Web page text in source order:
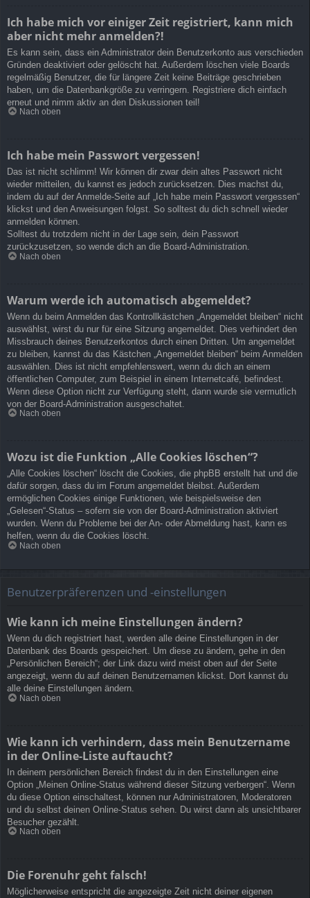
Ich habe mich vor einiger Zeit registriert, kann mich
aber nicht mehr anmelden?!
Es kann sein, dass ein Administrator dein Benutzerkonto aus verschieden
Gründen deaktiviert oder gelöscht hat. Außerdem löschen viele Boards
regelmäßig Benutzer, die für längere Zeit keine Beiträge geschrieben
haben, um die Datenbankgröße zu verringern. Registriere dich einfach
erneut und nimm aktiv an den Diskussionen teil!
Nach oben
Ich habe mein Passwort vergessen!
Das ist nicht schlimm! Wir können dir zwar dein altes Passwort nicht
wieder mitteilen, du kannst es jedoch zurücksetzen. Dies machst du,
indem du auf der Anmelde-Seite auf „Ich habe mein Passwort vergessen“
klickst und den Anweisungen folgst. So solltest du dich schnell wieder
anmelden können.
Solltest du trotzdem nicht in der Lage sein, dein Passwort
zurückzusetzen, so wende dich an die Board-Administration.
Nach oben
Warum werde ich automatisch abgemeldet?
Wenn du beim Anmelden das Kontrollkästchen „Angemeldet bleiben“ nicht
auswählst, wirst du nur für eine Sitzung angemeldet. Dies verhindert den
Missbrauch deines Benutzerkontos durch einen Dritten. Um angemeldet
zu bleiben, kannst du das Kästchen „Angemeldet bleiben“ beim Anmelden
auswählen. Dies ist nicht empfehlenswert, wenn du dich an einem
öffentlichen Computer, zum Beispiel in einem Internetcafé, befindest.
Wenn diese Option nicht zur Verfügung steht, dann wurde sie vermutlich
von der Board-Administration ausgeschaltet.
Nach oben
Wozu ist die Funktion „Alle Cookies löschen“?
„Alle Cookies löschen“ löscht die Cookies, die phpBB erstellt hat und die
dafür sorgen, dass du im Forum angemeldet bleibst. Außerdem
ermöglichen Cookies einige Funktionen, wie beispielsweise den
„Gelesen“-Status – sofern sie von der Board-Administration aktiviert
wurden. Wenn du Probleme bei der An- oder Abmeldung hast, kann es
helfen, wenn du die Cookies löscht.
Nach oben
Benutzerpräferenzen und -einstellungen
Wie kann ich meine Einstellungen ändern?
Wenn du dich registriert hast, werden alle deine Einstellungen in der
Datenbank des Boards gespeichert. Um diese zu ändern, gehe in den
„Persönlichen Bereich“; der Link dazu wird meist oben auf der Seite
angezeigt, wenn du auf deinen Benutzernamen klickst. Dort kannst du
alle deine Einstellungen ändern.
Nach oben
Wie kann ich verhindern, dass mein Benutzername
in der Online-Liste auftaucht?
In deinem persönlichen Bereich findest du in den Einstellungen eine
Option „Meinen Online-Status während dieser Sitzung verbergen“. Wenn
du diese Option einschaltest, können nur Administratoren, Moderatoren
und du selbst deinen Online-Status sehen. Du wirst dann als unsichtbarer
Besucher gezählt.
Nach oben
Die Forenuhr geht falsch!
Möglicherweise entspricht die angezeigte Zeit nicht deiner eigenen